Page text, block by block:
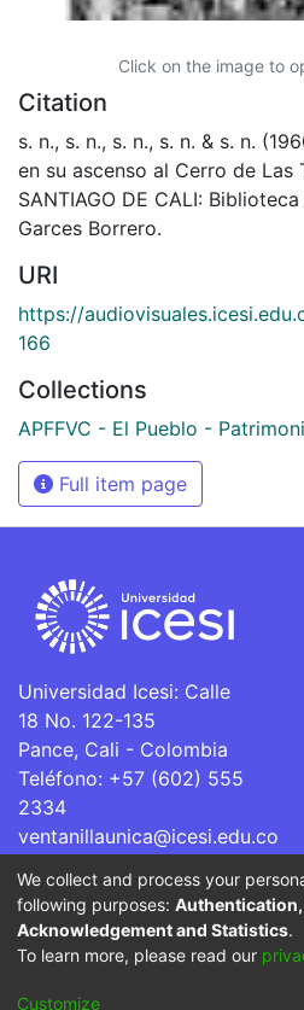
Click on the image to
Citation
s. n., s. n., s. n., s. n. & s. n.
en su ascenso al Cerro de Las
SANTIAGO DE CALI:
Garces Borrero.
URI
https://
166
Collections
APFFVC - El Pueblo -
Full item page
Universidad Icesi: Calle
18 No. 122-135
Pance, Cali - Colombia
Teléfono: +57 (602) 555
2334
ventanillaunica@icesi.edu.co
La Universidad Icesi es una
Superior que se encuentra
por parte del Ministerio de
Cookie
We collect and process your
following purposes:
Acknowledgement and Statistics.
To learn more, please read our
Customize